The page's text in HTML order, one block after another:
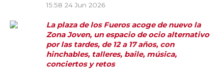
15:58 24 Jun 2026
La plaza de los Fueros acoge de nuevo la
Zona Joven, un espacio de ocio alternativo
por las tardes, de 12 a 17 años, con
hinchables, talleres, baile, música,
conciertos y retos